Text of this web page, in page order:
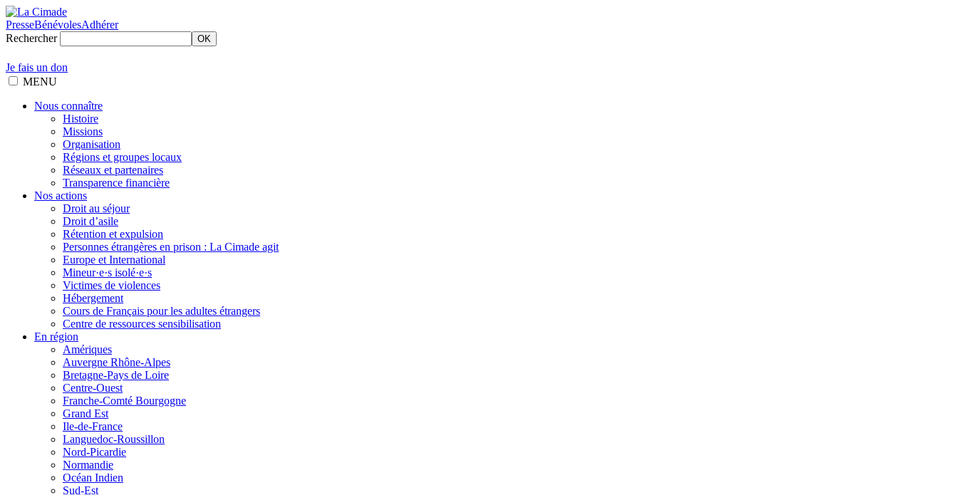
PresseBénévolesAdhérer
Rechercher
OK
Je fais un don
MENU
Nous connaître
Histoire
Missions
Organisation
Régions et groupes locaux
Réseaux et partenaires
Transparence financière
Nos actions
Droit au séjour
Droit d’asile
Rétention et expulsion
Personnes étrangères en prison : La Cimade agit
Europe et International
Mineur·e·s isolé·e·s
Victimes de violences
Hébergement
Cours de Français pour les adultes étrangers
Centre de ressources sensibilisation
En région
Amériques
Auvergne Rhône-Alpes
Bretagne-Pays de Loire
Centre-Ouest
Franche-Comté Bourgogne
Grand Est
Ile-de-France
Languedoc-Roussillon
Nord-Picardie
Normandie
Océan Indien
Sud-Est